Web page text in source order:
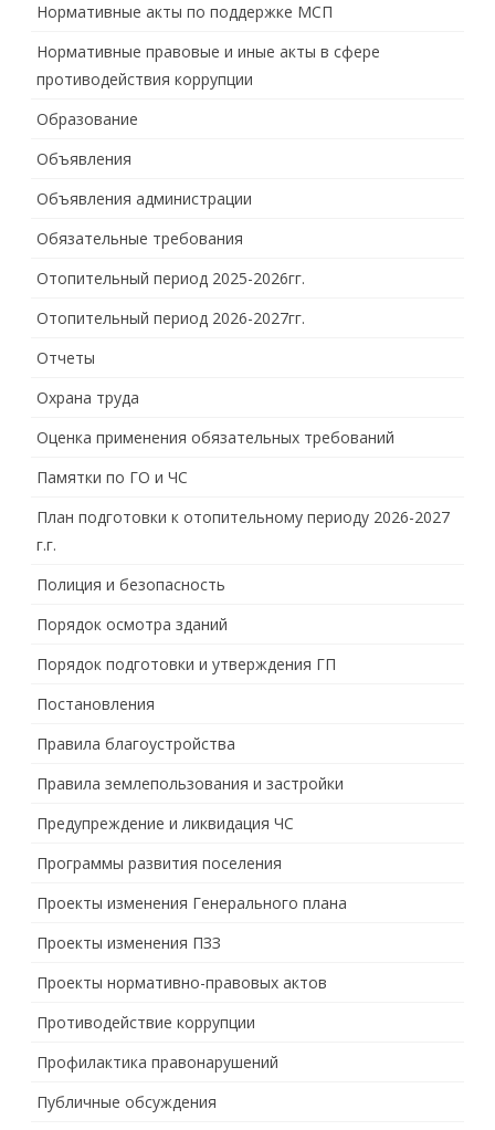
Нормативные акты по поддержке МСП
Нормативные правовые и иные акты в сфере
противодействия коррупции
Образование
Объявления
Объявления администрации
Обязательные требования
Отопительный период 2025-2026гг.
Отопительный период 2026-2027гг.
Отчеты
Охрана труда
Оценка применения обязательных требований
Памятки по ГО и ЧС
План подготовки к отопительному периоду 2026-2027
г.г.
Полиция и безопасность
Порядок осмотра зданий
Порядок подготовки и утверждения ГП
Постановления
Правила благоустройства
Правила землепользования и застройки
Предупреждение и ликвидация ЧС
Программы развития поселения
Проекты изменения Генерального плана
Проекты изменения ПЗЗ
Проекты нормативно-правовых актов
Противодействие коррупции
Профилактика правонарушений
Публичные обсуждения